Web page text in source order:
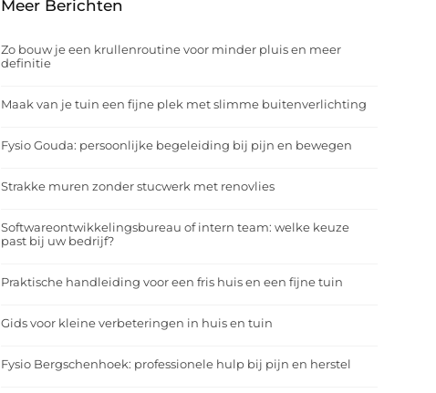
Meer Berichten
Zo bouw je een krullenroutine voor minder pluis en meer
definitie
Maak van je tuin een fijne plek met slimme buitenverlichting
Fysio Gouda: persoonlijke begeleiding bij pijn en bewegen
Strakke muren zonder stucwerk met renovlies
Softwareontwikkelingsbureau of intern team: welke keuze
past bij uw bedrijf?
Praktische handleiding voor een fris huis en een fijne tuin
Gids voor kleine verbeteringen in huis en tuin
Fysio Bergschenhoek: professionele hulp bij pijn en herstel